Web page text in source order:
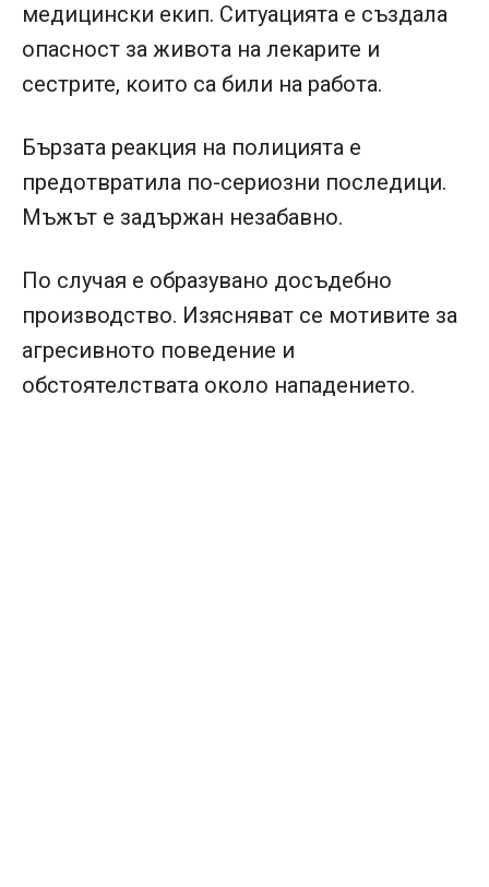
медицински екип. Ситуацията е създала
опасност за живота на лекарите и
сестрите, които са били на работа.
Бързата реакция на полицията е
предотвратила по-сериозни последици.
Мъжът е задържан незабавно.
По случая е образувано досъдебно
производство. Изясняват се мотивите за
агресивното поведение и
обстоятелствата около нападението.